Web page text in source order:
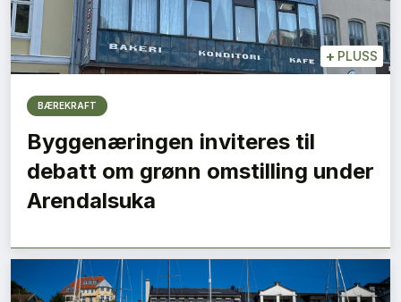
+ PLUSS
BÆREKRAFT
Byggenæringen inviteres til
debatt om grønn omstilling under
Arendalsuka